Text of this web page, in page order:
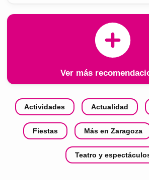
Ver más
Actividades Actualidad
Fiestas Más en Zaragoza
Teatro y